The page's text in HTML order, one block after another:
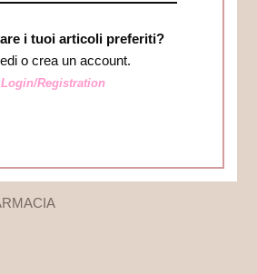
AGENTE DI ZONA
i tuoi articoli preferiti?
o crea un account.
Login/Registration